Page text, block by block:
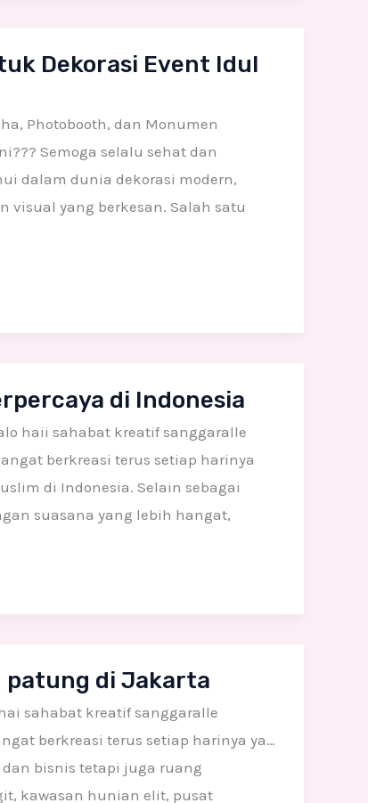
Dekorasi Event Idul
Photobooth, dan Monumen
Semoga selalu sehat dan
dalam dunia dekorasi modern,
yang berkesan. Salah satu
di Indonesia
haii sahabat kreatif sanggaralle
berkreasi terus setiap harinya
di Indonesia. Selain sebagai
suasana yang lebih hangat,
patung di Jakarta
sahabat kreatif sanggaralle
berkreasi terus setiap harinya ya…
bisnis tetapi juga ruang
kawasan hunian elit, pusat